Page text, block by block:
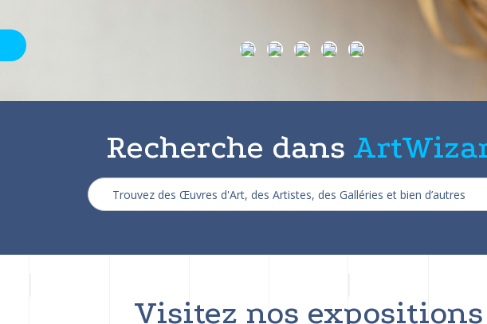
Recherche dans
Visitez nos expositions